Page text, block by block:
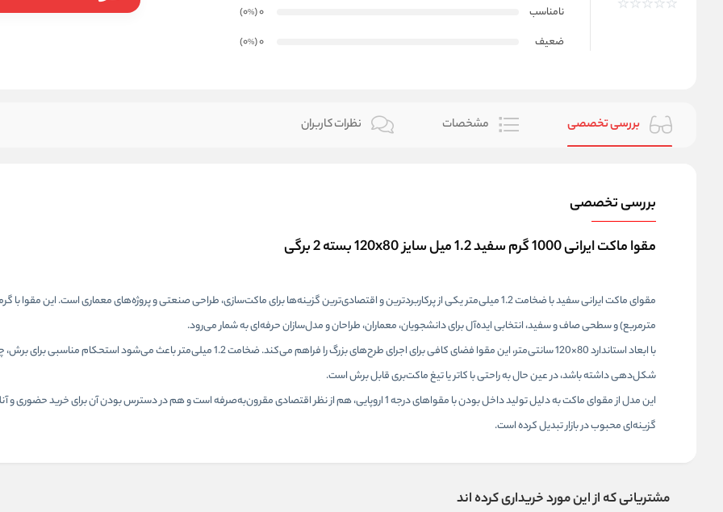
نامناسب
0
(0
%
)
ضعیف
0
(0
%
)
بررسی تخصصی مشخصات نظرات کاربران
بررسی تخصصی
مقوا ماکت ایرانی 1000 گرم سفید 1.2 میل سایز 120x80 بسته 2 برگی
مترمربع) و سطحی صاف و سفید، انتخابی ایده‌آل برای دانشجویان، معماران، طراحان و مدل‌سازان حرفه‌ای به شمار می‌رود.
با ابعاد استاندارد 80×120 سانتی‌متر، این مقوا فضای کافی برای اجرای طرح‌های بزرگ را فراهم می‌کند. ضخامت 1.2 میلی‌متر باعث می‌شود
شکل‌دهی داشته باشد، در عین حال به راحتی با کاتر یا تیغ ماکت‌بری قابل برش است.
این مدل از مقوای ماکت به دلیل تولید داخل بودن با مقواهای درجه 1 اروپایی، هم از نظر اقتصادی مقرون‌به‌صرفه است و هم در دسترس بودن آن برای خرید
گزینه‌ای محبوب در بازار تبدیل کرده است.
مشتریانی که از این مورد خریداری کرده اند